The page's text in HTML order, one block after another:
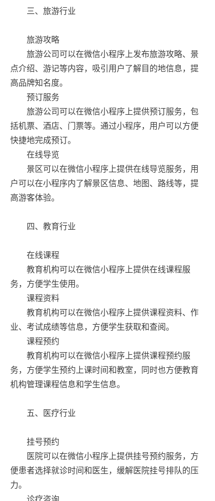
三、旅游行业
旅游攻略
旅游公司可以在微信小程序上发布旅游攻略、景
点介绍、游记等内容，吸引用户了解目的地信息，提
高品牌知名度。
预订服务
旅游公司可以在微信小程序上提供预订服务，包
括机票、酒店、门票等。通过小程序，用户可以方便
快捷地完成预订。
在线导览
景区可以在微信小程序上提供在线导览服务，用
户可以在小程序内了解景区信息、地图、路线等，提
高游客体验。
四、教育行业
在线课程
教育机构可以在微信小程序上提供在线课程服
务，方便学生使用。
课程资料
教育机构可以在微信小程序上提供课程资料、作
业、考试成绩等信息，方便学生获取和查阅。
课程预约
教育机构可以在微信小程序上提供课程预约服
务，方便学生预约上课时间和教室，同时也方便教育
机构管理课程信息和学生信息。
五、医疗行业
挂号预约
医院可以在微信小程序上提供挂号预约服务，方
便患者选择就诊时间和医生，缓解医院挂号排队的压
力。